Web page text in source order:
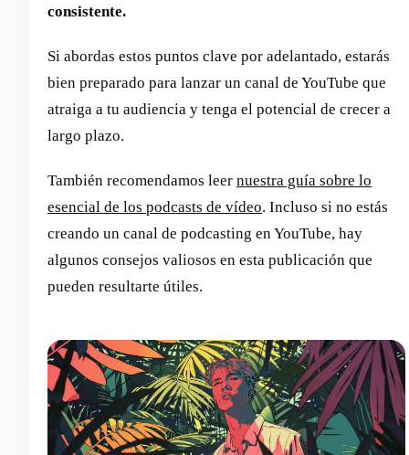
consistente.
Si abordas estos puntos clave por adelantado, estarás
bien preparado para lanzar un canal de YouTube que
atraiga a tu audiencia y tenga el potencial de crecer a
largo plazo.
También recomendamos leer nuestra guía sobre lo
esencial de los podcasts de vídeo. Incluso si no estás
creando un canal de podcasting en YouTube, hay
algunos consejos valiosos en esta publicación que
pueden resultarte útiles.